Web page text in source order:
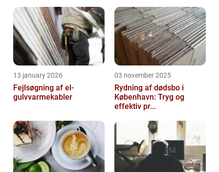
13 january 2026
Fejlsøgning af el-
gulvvarmekabler
03 november 2025
Rydning af dødsbo i
København: Tryg og
effektiv pr...